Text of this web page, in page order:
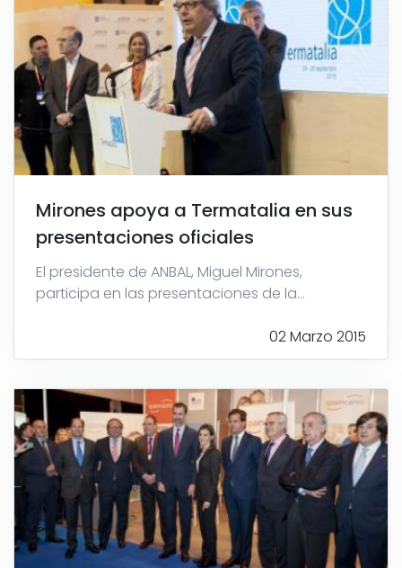
Mirones apoya a Termatalia en sus
presentaciones oficiales
El presidente de ANBAL, Miguel Mirones,
participa en las presentaciones de la...
02 Marzo 2015